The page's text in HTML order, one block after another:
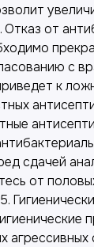
от
с
к
сдачей
от